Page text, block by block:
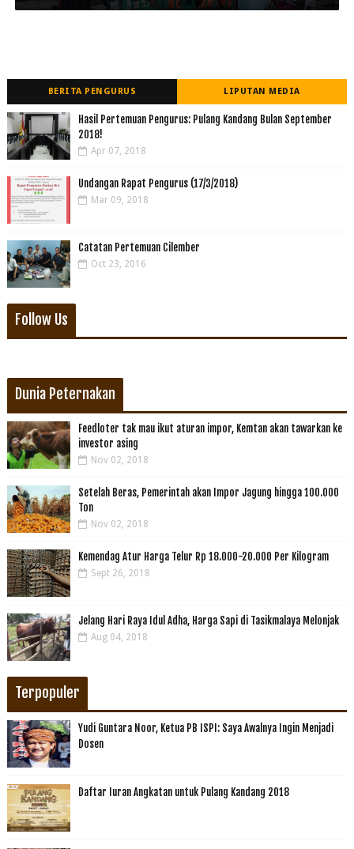
BERITA PENGURUS LIPUTAN MEDIA
Hasil Pertemuan Pengurus: Pulang Kandang Bulan September
2018!
Apr 07, 2018
Undangan Rapat Pengurus (17/3/2018)
Mar 09, 2018
Catatan Pertemuan Cilember
Oct 23, 2016
Follow Us
Dunia Peternakan
Feedloter tak mau ikut aturan impor, Kemtan akan tawarkan ke
investor asing
Nov 02, 2018
Setelah Beras, Pemerintah akan Impor Jagung hingga 100.000
Ton
Nov 02, 2018
Kemendag Atur Harga Telur Rp 18.000-20.000 Per Kilogram
Sept 26, 2018
Jelang Hari Raya Idul Adha, Harga Sapi di Tasikmalaya Melonjak
Aug 04, 2018
Terpopuler
Yudi Guntara Noor, Ketua PB ISPI: Saya Awalnya Ingin Menjadi
Dosen
Daftar Iuran Angkatan untuk Pulang Kandang 2018